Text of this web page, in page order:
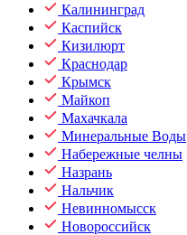
Калининград
Каспийск
Кизилюрт
Краснодар
Крымск
Майкоп
Махачкала
Минеральные Воды
Набережные челны
Назрань
Нальчик
Невинномысск
Новороссийск